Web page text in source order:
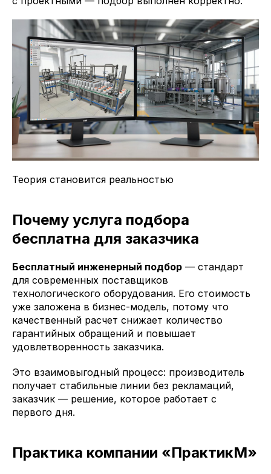
Теория становится реальностью
Почему услуга подбора
бесплатна для заказчика
Бесплатный инженерный подбор — стандарт
для современных поставщиков
технологического оборудования. Его стоимость
уже заложена в бизнес-модель, потому что
качественный расчет снижает количество
гарантийных обращений и повышает
удовлетворенность заказчика.
Это взаимовыгодный процесс: производитель
получает стабильные линии без рекламаций,
заказчик — решение, которое работает с
первого дня.
Практика компании «ПрактикМ»